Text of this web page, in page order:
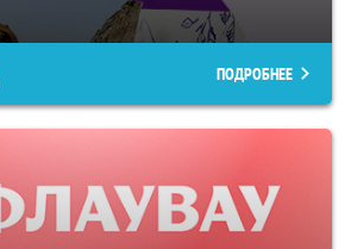
ПОДРОБНЕЕ